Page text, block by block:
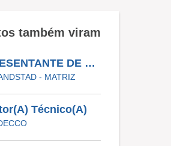
também viram
REPRESENTANTE DE ENVIOS- CASCAVEL PR
- MATRIZ
Técnico(A)